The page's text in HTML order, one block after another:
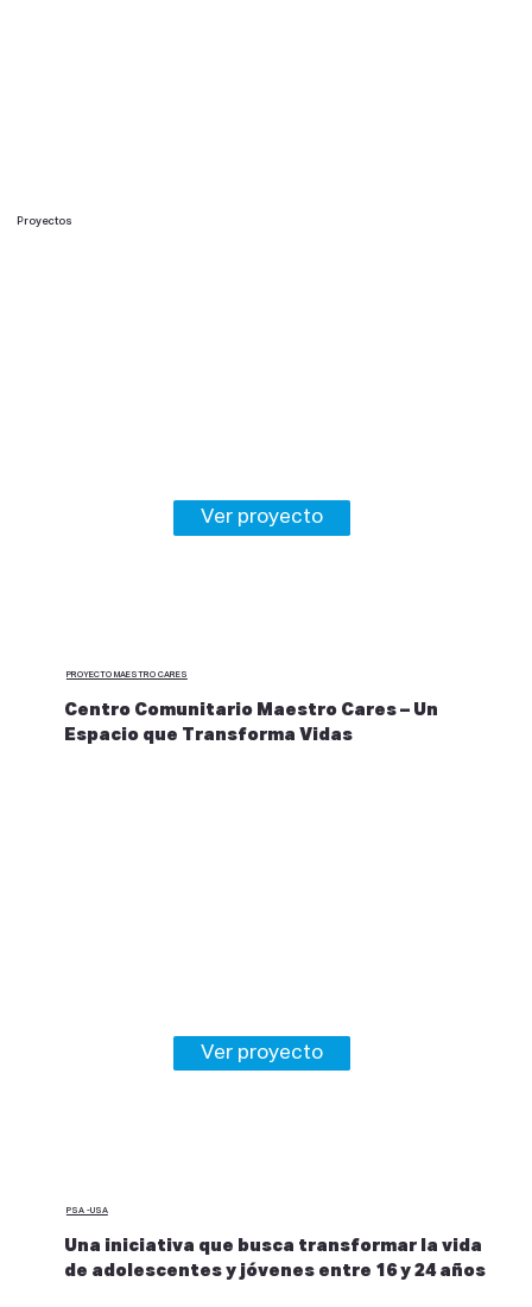
Proyectos
PROYECTO MAESTRO CARES
Centro Comunitario Maestro Cares – Un
Espacio que Transforma Vidas
Ver proyecto
PSA -USA
Una iniciativa que busca transformar la vida
de adolescentes y jóvenes entre 16 y 24 años
Ver proyecto